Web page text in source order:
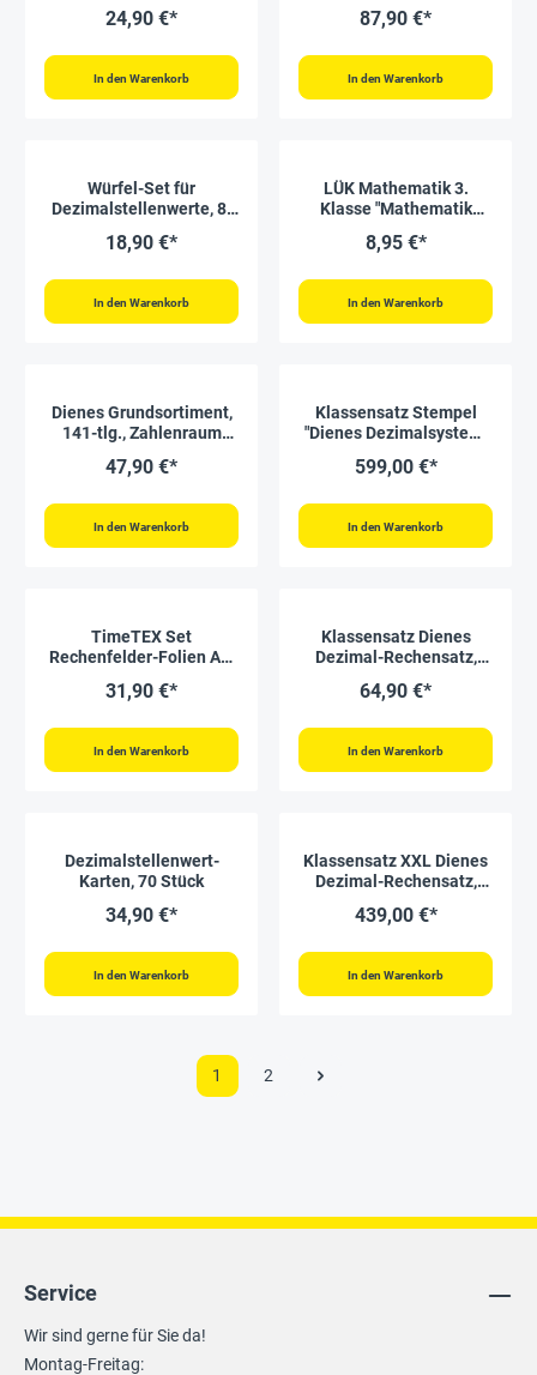
24,90 €*
In den Warenkorb
87,90 €*
In den Warenkorb
Würfel-Set für
Dezimalstellenwerte, 8-
18,90 €*
In den Warenkorb
LÜK Mathematik 3.
Klasse "Mathematik
8,95 €*
In den Warenkorb
Dienes Grundsortiment,
141-tlg., Zahlenraum
Box
47,90 €*
In den Warenkorb
Klassensatz Stempel
"Dienes Dezimalsystem"
599,00 €*
In den Warenkorb
TimeTEX Set
Rechenfelder-Folien A3,
31,90 €*
In den Warenkorb
Klassensatz Dienes
Dezimal-Rechensatz,
64,90 €*
In den Warenkorb
Dezimalstellenwert-
Karten, 70 Stück
34,90 €*
In den Warenkorb
Klassensatz XXL Dienes
Dezimal-Rechensatz,
439,00 €*
In den Warenkorb
1 2
Service
Wir sind gerne für Sie da!
Montag-Freitag: